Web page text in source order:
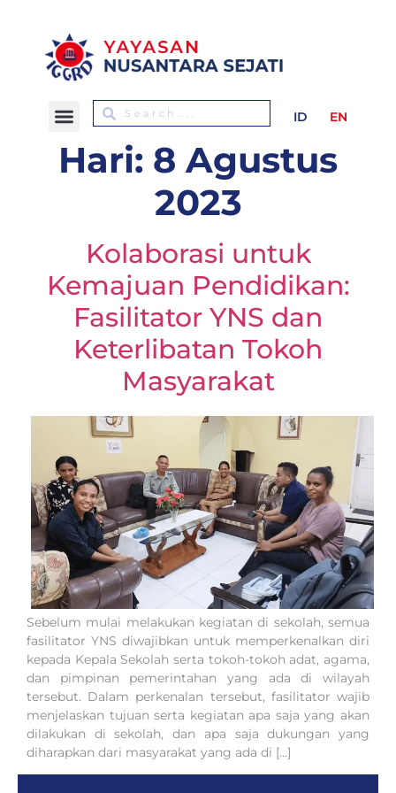
ID EN
Hari: 8 Agustus
2023
Kolaborasi untuk
Kemajuan Pendidikan:
Fasilitator YNS dan
Keterlibatan Tokoh
Masyarakat
Sebelum mulai melakukan kegiatan di sekolah, semua
fasilitator YNS diwajibkan untuk memperkenalkan diri
kepada Kepala Sekolah serta tokoh-tokoh adat, agama,
dan pimpinan pemerintahan yang ada di wilayah
tersebut. Dalam perkenalan tersebut, fasilitator wajib
menjelaskan tujuan serta kegiatan apa saja yang akan
dilakukan di sekolah, dan apa saja dukungan yang
diharapkan dari masyarakat yang ada di […]